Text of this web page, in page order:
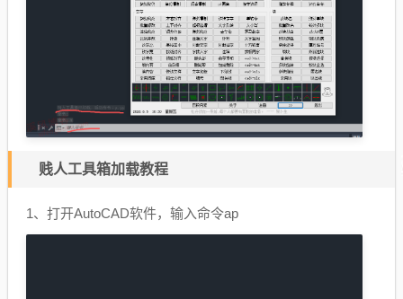
贱人工具箱加载教程
1、打开AutoCAD软件，输入命令ap